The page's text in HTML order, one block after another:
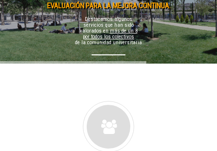
EVALUACIÓN PARA LA MEJORA CONTINUA.
Destacamos algunos
servicios que han sido
valorados enmás de un 8
por todos los colectivos
de la comunidad universitaria